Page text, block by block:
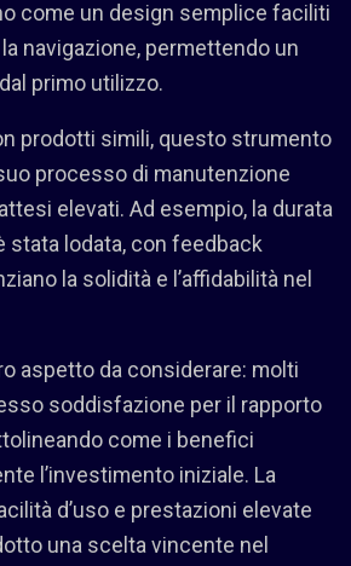
come un design semplice faciliti
la navigazione, permettendo un
primo utilizzo.
prodotti simili, questo strumento
processo di manutenzione
elevati. Ad esempio, la durata
stata lodata, con feedback
la solidità e l’affidabilità nel
aspetto da considerare: molti
soddisfazione per il rapporto
come i benefici
l’investimento iniziale. La
d’uso e prestazioni elevate
una scelta vincente nel